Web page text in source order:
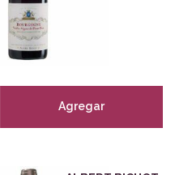
Agregar